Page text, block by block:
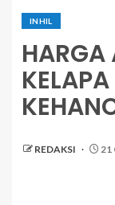
INHIL
HARGA
REDAKSI 21